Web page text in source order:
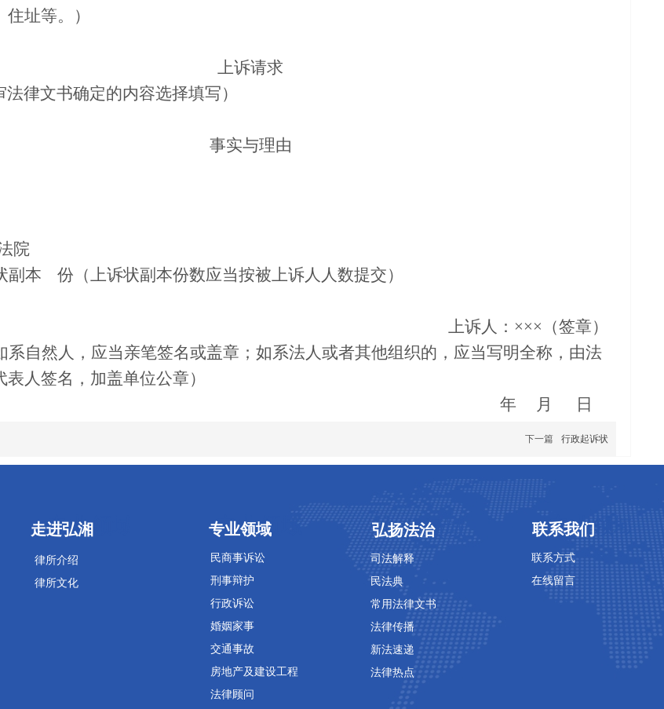
址等。
）
上诉请求
法律文书确定的内容选择填写）
事实与理由
院
副本 份（上诉状副本份数应当按被上诉人人数提交）
上诉人：×××（签章）
系自然人，应当亲笔签名或盖章；如系法人或者其他组织的，应当写明全称，由法
人签名，加盖单位公章）
年 月 日
下一篇 行政起诉状
律所介绍
律所文化
专业领域
走进弘湘
民商事诉讼
刑事辩护
行政诉讼
婚姻家事
交通事故
房地产及建设工程
法律顾问
专业领域
专业领域
司法解释
民法典
常用法律文书
法律传播
新法速递
法律热点
专业领域
弘扬法治
联系方式
在线留言
专业领域
联系我们